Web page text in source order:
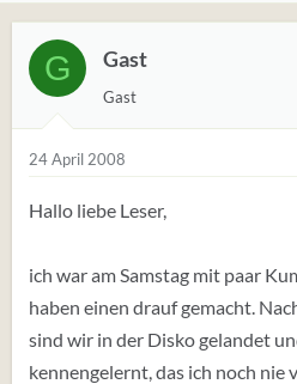
e
i
n
t
a
r
t
t
g
s
)
G Gast
Gast
24 April 2008
Hallo liebe Leser,
ich war am Samstag mit paar
haben einen drauf gemacht.
sind wir in der Disko gelandet
kennengelernt, das ich noch nie